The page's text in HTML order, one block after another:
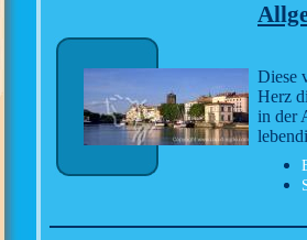
Diese
Herz
in der